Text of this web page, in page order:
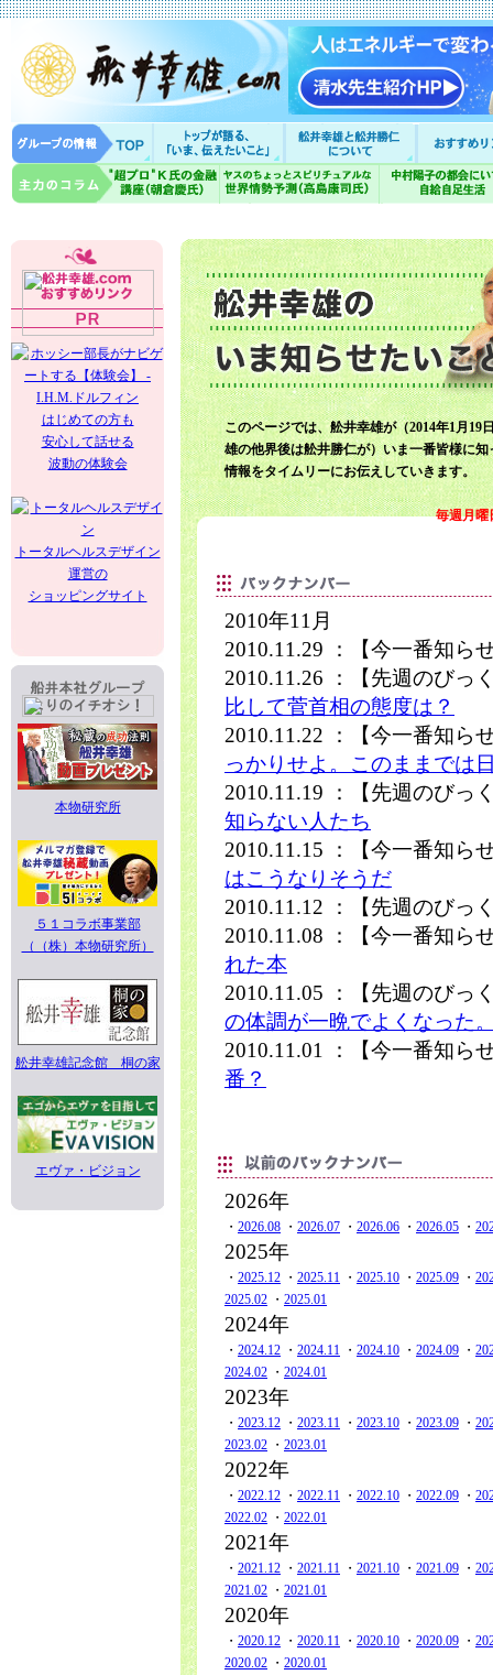
はじめての方も
安心して話せる
波動の体験会
トータルヘルスデザイン
運営の
ショッピングサイト
本物研究所
５１コラボ事業部
（（株）本物研究所）
舩井幸雄記念館 桐の家
エヴァ・ビジョン
このページでは、舩井幸雄が（2014年1月19
雄の他界後は舩井勝仁が）いま一番皆様に知
情報をタイムリーにお伝えしていきます。
毎週月曜
2010年11月
2010.11.29 ：【今一番知ら
2010.11.26 ：【先週のびっ
比して菅首相の態度は？
2010.11.22 ：【今一番知ら
っかりせよ。このままでは
2010.11.19 ：【先週のびっ
知らない人たち
2010.11.15 ：【今一番知ら
はこうなりそうだ
2010.11.12 ：【先週のびっ
2010.11.08 ：【今一番知ら
れた本
2010.11.05 ：【先週のびっ
の体調が一晩でよくなった
2010.11.01 ：【今一番知ら
番？
2026年
・ 2026.08 ・ 2026.07 ・ 2026.06 ・ 2026.05 ・
2025年
・ 2025.12 ・ 2025.11 ・ 2025.10 ・ 2025.09 ・
2025.02 ・ 2025.01
2024年
・ 2024.12 ・ 2024.11 ・ 2024.10 ・ 2024.09 ・
2024.02 ・ 2024.01
2023年
・ 2023.12 ・ 2023.11 ・ 2023.10 ・ 2023.09 ・
2023.02 ・ 2023.01
2022年
・ 2022.12 ・ 2022.11 ・ 2022.10 ・ 2022.09 ・
2022.02 ・ 2022.01
2021年
・ 2021.12 ・ 2021.11 ・ 2021.10 ・ 2021.09 ・
2021.02 ・ 2021.01
2020年
・ 2020.12 ・ 2020.11 ・ 2020.10 ・ 2020.09 ・
2020.02 ・ 2020.01